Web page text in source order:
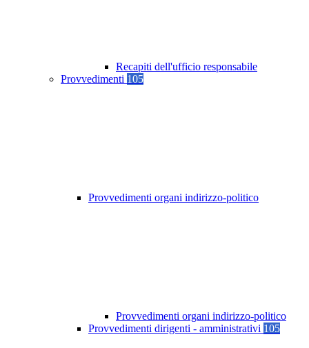
Recapiti dell'ufficio responsabile
Provvedimenti 105
Provvedimenti organi indirizzo-politico
Provvedimenti organi indirizzo-politico
Provvedimenti dirigenti - amministrativi 105